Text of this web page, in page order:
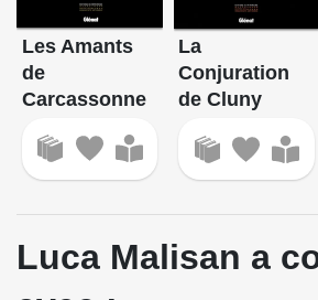
Les Amants
de
Carcassonne
La
Conjuration
de Cluny
Luca Malisan a